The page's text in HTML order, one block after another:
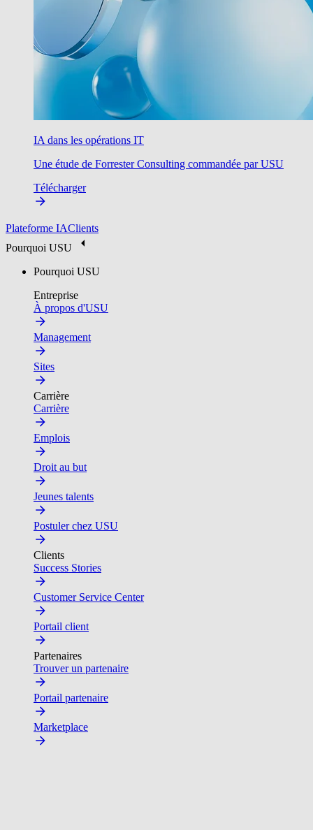
IA dans les opérations IT
Une étude de Forrester Consulting commandée par USU
Télécharger
Plateforme IAClients
Pourquoi USU
Pourquoi USU
Entreprise
À propos d'USU
Management
Sites
Carrière
Carrière
Emplois
Droit au but
Jeunes talents
Postuler chez USU
Clients
Success Stories
Customer Service Center
Portail client
Partenaires
Trouver un partenaire
Portail partenaire
Marketplace